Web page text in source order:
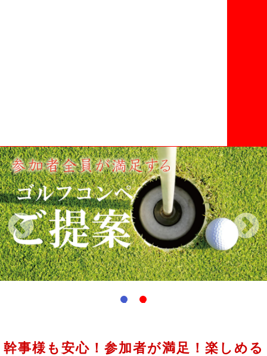
1 2
幹事様も安心！参加者が満足！楽しめる